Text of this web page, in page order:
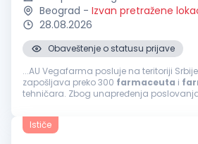
Beograd - Izvan pretražene
28.08.2026
Obaveštenje o statusu prijave
...AU Vegafarma posluje na teritoriji
zapošljava preko 300 farmaceuta i
tehničara. Zbog unapređenja
poziciju:
Ističe